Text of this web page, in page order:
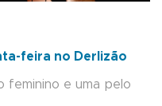
feira no Derlizão
feminino e uma pelo